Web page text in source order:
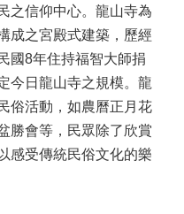
之信仰中心。龍山寺為
成之宮殿式建築，歷經
國8年住持福智大師捐
今日龍山寺之規模。龍
俗活動，如農曆正月花
勝會等，民眾除了欣賞
感受傳統民俗文化的樂